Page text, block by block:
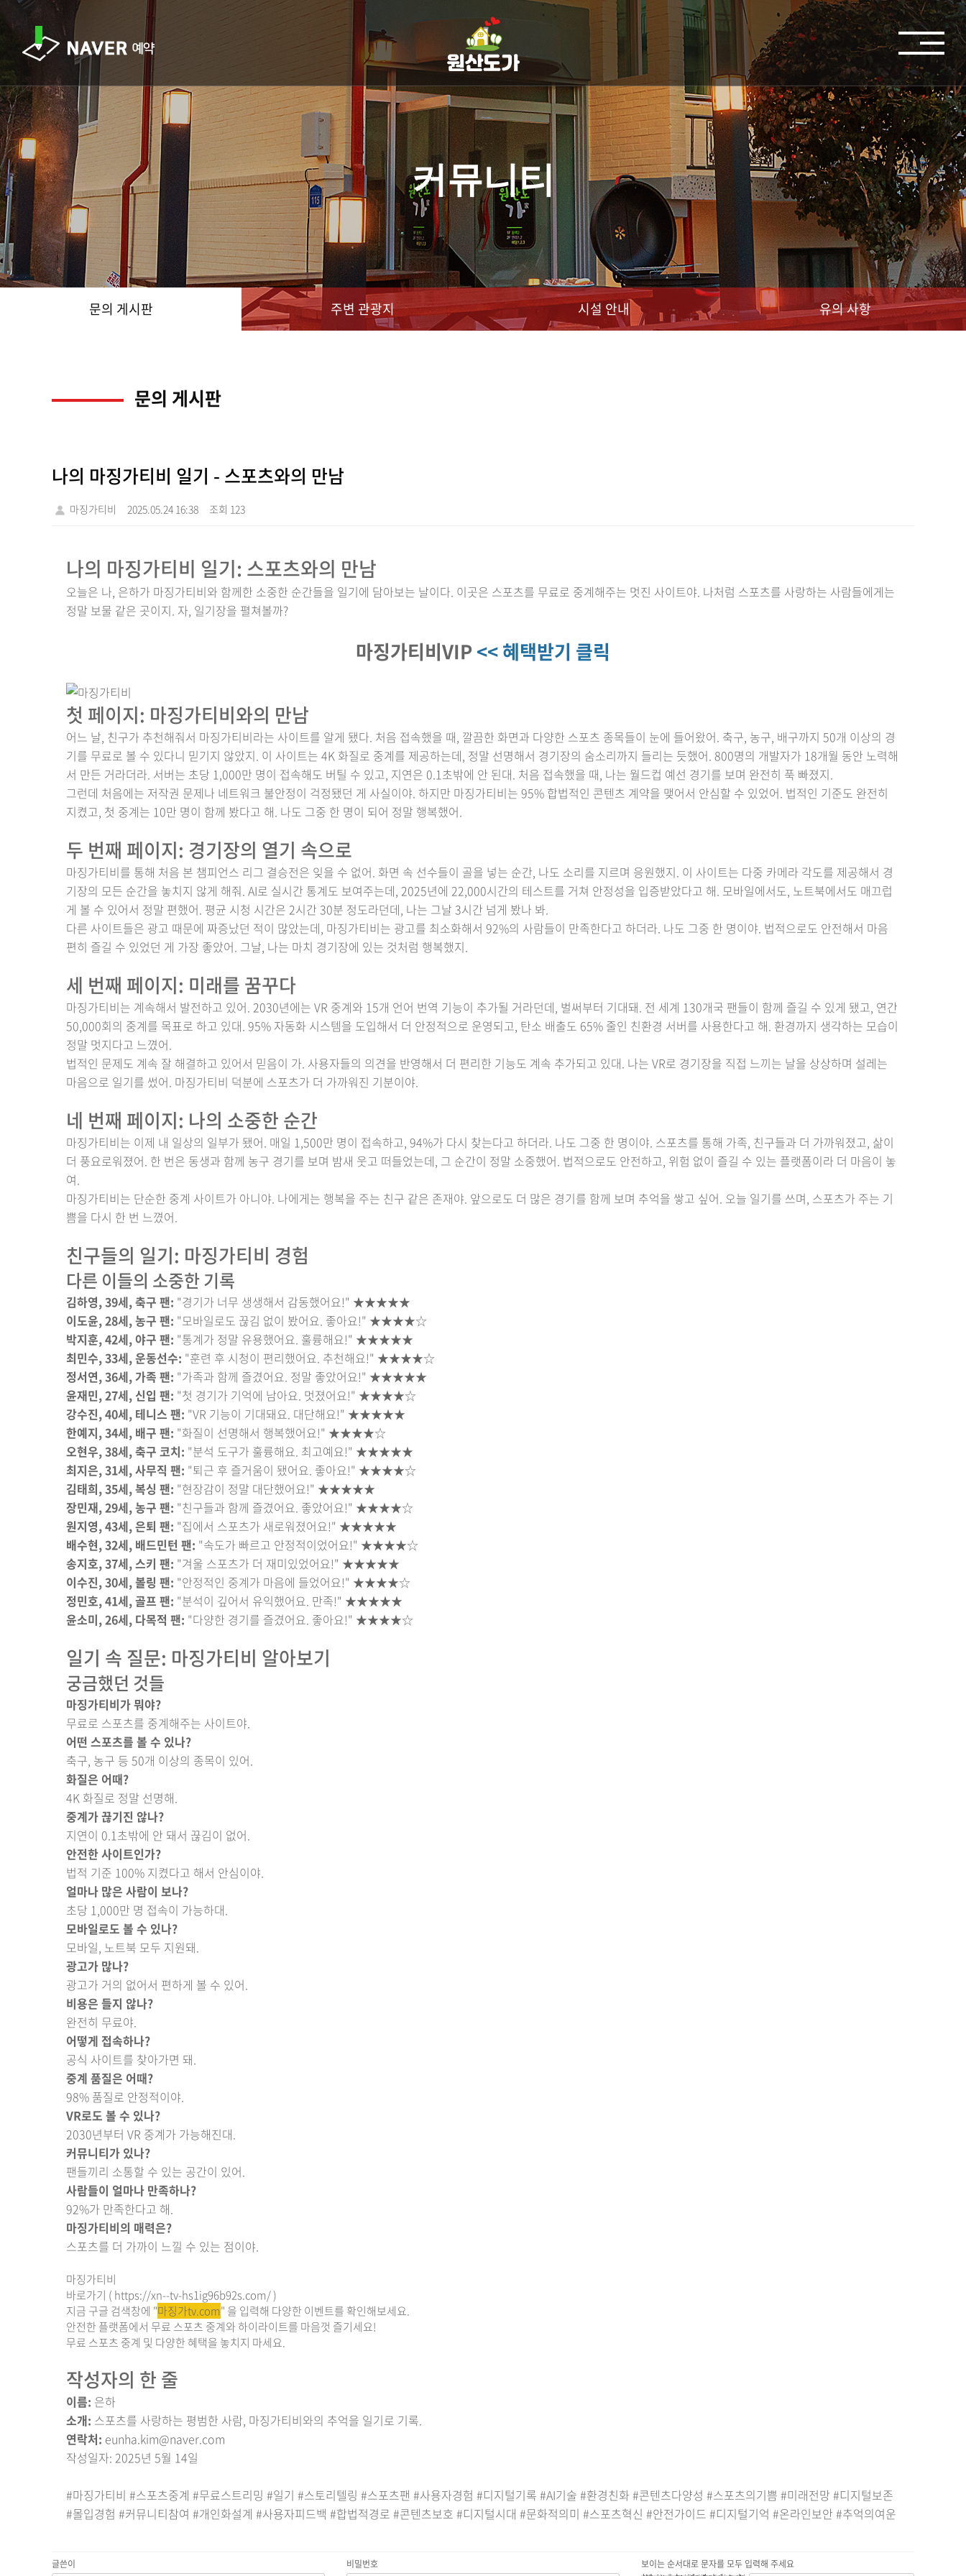
커뮤니티
문의 게시판 주변 관광지 시설 안내 유의 사항
문의 게시판
나의 마징가티비 일기 - 스포츠와의 만남
마징가티비 2025.05.24 16:38 조회 123
나의 마징가티비 일기: 스포츠와의 만남
오늘은 나, 은하가 마징가티비와 함께한 소중한 순간들을 일기에 담아보는 날이다. 이곳은 스포츠를 무료로 중계해주는 멋진 사이트야. 나처럼 스포츠를 사랑하는 사람들에게는
정말 보물 같은 곳이지. 자, 일기장을 펼쳐볼까?
마징가티비VIP<< 혜택받기 클릭
첫 페이지: 마징가티비와의 만남
어느 날, 친구가 추천해줘서 마징가티비라는 사이트를 알게 됐다. 처음 접속했을 때, 깔끔한 화면과 다양한 스포츠 종목들이 눈에 들어왔어. 축구, 농구, 배구까지 50개 이상의 경
기를 무료로 볼 수 있다니 믿기지 않았지. 이 사이트는 4K 화질로 중계를 제공하는데, 정말 선명해서 경기장의 숨소리까지 들리는 듯했어. 800명의 개발자가 18개월 동안 노력해
서 만든 거라더라. 서버는 초당 1,000만 명이 접속해도 버틸 수 있고, 지연은 0.1초밖에 안 된대. 처음 접속했을 때, 나는 월드컵 예선 경기를 보며 완전히 푹 빠졌지.
그런데 처음에는 저작권 문제나 네트워크 불안정이 걱정됐던 게 사실이야. 하지만 마징가티비는 95% 합법적인 콘텐츠 계약을 맺어서 안심할 수 있었어. 법적인 기준도 완전히
지켰고, 첫 중계는 10만 명이 함께 봤다고 해. 나도 그중 한 명이 되어 정말 행복했어.
두 번째 페이지: 경기장의 열기 속으로
마징가티비를 통해 처음 본 챔피언스 리그 결승전은 잊을 수 없어. 화면 속 선수들이 골을 넣는 순간, 나도 소리를 지르며 응원했지. 이 사이트는 다중 카메라 각도를 제공해서 경
기장의 모든 순간을 놓치지 않게 해줘. AI로 실시간 통계도 보여주는데, 2025년에 22,000시간의 테스트를 거쳐 안정성을 입증받았다고 해. 모바일에서도, 노트북에서도 매끄럽
게 볼 수 있어서 정말 편했어. 평균 시청 시간은 2시간 30분 정도라던데, 나는 그날 3시간 넘게 봤나 봐.
다른 사이트들은 광고 때문에 짜증났던 적이 많았는데, 마징가티비는 광고를 최소화해서 92%의 사람들이 만족한다고 하더라. 나도 그중 한 명이야. 법적으로도 안전해서 마음
편히 즐길 수 있었던 게 가장 좋았어. 그날, 나는 마치 경기장에 있는 것처럼 행복했지.
세 번째 페이지: 미래를 꿈꾸다
마징가티비는 계속해서 발전하고 있어. 2030년에는 VR 중계와 15개 언어 번역 기능이 추가될 거라던데, 벌써부터 기대돼. 전 세계 130개국 팬들이 함께 즐길 수 있게 됐고, 연간
50,000회의 중계를 목표로 하고 있대. 95% 자동화 시스템을 도입해서 더 안정적으로 운영되고, 탄소 배출도 65% 줄인 친환경 서버를 사용한다고 해. 환경까지 생각하는 모습이
정말 멋지다고 느꼈어.
법적인 문제도 계속 잘 해결하고 있어서 믿음이 가. 사용자들의 의견을 반영해서 더 편리한 기능도 계속 추가되고 있대. 나는 VR로 경기장을 직접 느끼는 날을 상상하며 설레는
마음으로 일기를 썼어. 마징가티비 덕분에 스포츠가 더 가까워진 기분이야.
네 번째 페이지: 나의 소중한 순간
마징가티비는 이제 내 일상의 일부가 됐어. 매일 1,500만 명이 접속하고, 94%가 다시 찾는다고 하더라. 나도 그중 한 명이야. 스포츠를 통해 가족, 친구들과 더 가까워졌고, 삶이
더 풍요로워졌어. 한 번은 동생과 함께 농구 경기를 보며 밤새 웃고 떠들었는데, 그 순간이 정말 소중했어. 법적으로도 안전하고, 위험 없이 즐길 수 있는 플랫폼이라 더 마음이 놓
여.
마징가티비는 단순한 중계 사이트가 아니야. 나에게는 행복을 주는 친구 같은 존재야. 앞으로도 더 많은 경기를 함께 보며 추억을 쌓고 싶어. 오늘 일기를 쓰며, 스포츠가 주는 기
쁨을 다시 한 번 느꼈어.
친구들의 일기: 마징가티비 경험
다른 이들의 소중한 기록
김하영, 39세, 축구 팬: "경기가 너무 생생해서 감동했어요!" ★★★★★
이도윤, 28세, 농구 팬: "모바일로도 끊김 없이 봤어요. 좋아요!" ★★★★☆
박지훈, 42세, 야구 팬: "통계가 정말 유용했어요. 훌륭해요!" ★★★★★
최민수, 33세, 운동선수: "훈련 후 시청이 편리했어요. 추천해요!" ★★★★☆
정서연, 36세, 가족 팬: "가족과 함께 즐겼어요. 정말 좋았어요!" ★★★★★
윤재민, 27세, 신입 팬: "첫 경기가 기억에 남아요. 멋졌어요!" ★★★★☆
강수진, 40세, 테니스 팬: "VR 기능이 기대돼요. 대단해요!" ★★★★★
한예지, 34세, 배구 팬: "화질이 선명해서 행복했어요!" ★★★★☆
오현우, 38세, 축구 코치: "분석 도구가 훌륭해요. 최고예요!" ★★★★★
최지은, 31세, 사무직 팬: "퇴근 후 즐거움이 됐어요. 좋아요!" ★★★★☆
김태희, 35세, 복싱 팬: "현장감이 정말 대단했어요!" ★★★★★
장민재, 29세, 농구 팬: "친구들과 함께 즐겼어요. 좋았어요!" ★★★★☆
원지영, 43세, 은퇴 팬: "집에서 스포츠가 새로워졌어요!" ★★★★★
배수현, 32세, 배드민턴 팬: "속도가 빠르고 안정적이었어요!" ★★★★☆
송지호, 37세, 스키 팬: "겨울 스포츠가 더 재미있었어요!" ★★★★★
이수진, 30세, 볼링 팬: "안정적인 중계가 마음에 들었어요!" ★★★★☆
정민호, 41세, 골프 팬: "분석이 깊어서 유익했어요. 만족!" ★★★★★
윤소미, 26세, 다목적 팬: "다양한 경기를 즐겼어요. 좋아요!" ★★★★☆
일기 속 질문: 마징가티비 알아보기
궁금했던 것들
마징가티비가 뭐야?
무료로 스포츠를 중계해주는 사이트야.
어떤 스포츠를 볼 수 있나?
축구, 농구 등 50개 이상의 종목이 있어.
화질은 어때?
4K 화질로 정말 선명해.
중계가 끊기진 않나?
지연이 0.1초밖에 안 돼서 끊김이 없어.
안전한 사이트인가?
법적 기준 100% 지켰다고 해서 안심이야.
얼마나 많은 사람이 보나?
초당 1,000만 명 접속이 가능하대.
모바일로도 볼 수 있나?
모바일, 노트북 모두 지원돼.
광고가 많나?
광고가 거의 없어서 편하게 볼 수 있어.
비용은 들지 않나?
완전히 무료야.
어떻게 접속하나?
공식 사이트를 찾아가면 돼.
중계 품질은 어때?
98% 품질로 안정적이야.
VR로도 볼 수 있나?
2030년부터 VR 중계가 가능해진대.
커뮤니티가 있나?
팬들끼리 소통할 수 있는 공간이 있어.
사람들이 얼마나 만족하나?
92%가 만족한다고 해.
마징가티비의 매력은?
스포츠를 더 가까이 느낄 수 있는 점이야.
마징가티비
바로가기 ( https://xn--tv-hs1ig96b92s.com/)
지금 구글 검색창에 "마징가tv.com" 을 입력해 다양한 이벤트를 확인해보세요.
안전한 플랫폼에서 무료 스포츠 중계와 하이라이트를 마음껏 즐기세요!
무료 스포츠 중계 및 다양한 혜택을 놓치지 마세요.
작성자의 한 줄
이름: 은하
소개: 스포츠를 사랑하는 평범한 사람, 마징가티비와의 추억을 일기로 기록.
연락처: eunha.kim@naver.com
작성일자: 2025년 5월 14일
#마징가티비 #스포츠중계 #무료스트리밍 #일기 #스토리텔링 #스포츠팬 #사용자경험 #디지털기록 #AI기술 #환경친화 #콘텐츠다양성 #스포츠의기쁨 #미래전망 #디지털보존
#몰입경험 #커뮤니티참여 #개인화설계 #사용자피드백 #합법적경로 #콘텐츠보호 #디지털시대 #문화적의미 #스포츠혁신 #안전가이드 #디지털기억 #온라인보안 #추억의여운
글쓴이 비밀번호 보이는 순서대로 문자를 모두 입력해 주세요